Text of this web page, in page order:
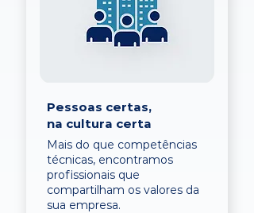
Pessoas certas,
na cultura certa
Mais do que competências
técnicas, encontramos
profissionais que
compartilham os valores da
sua empresa.